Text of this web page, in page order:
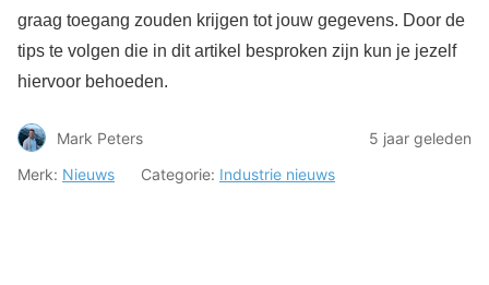
graag toegang zouden krijgen tot jouw gegevens. Door de
tips te volgen die in dit artikel besproken zijn kun je jezelf
hiervoor behoeden.
Mark Peters
5 jaar geleden
Merk: Nieuws Categorie: Industrie nieuws